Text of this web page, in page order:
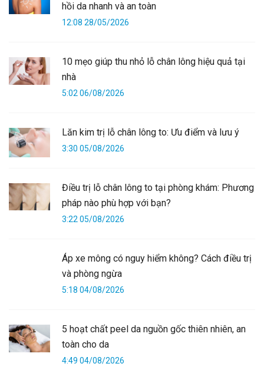
hồi da nhanh và an toàn
12:08 28/05/2026
10 mẹo giúp thu nhỏ lỗ chân lông hiệu quả tại
nhà
5:02 06/08/2026
Lăn kim trị lỗ chân lông to: Ưu điểm và lưu ý
3:30 05/08/2026
Điều trị lỗ chân lông to tại phòng khám: Phương
pháp nào phù hợp với bạn?
3:22 05/08/2026
Áp xe mông có nguy hiểm không? Cách điều trị
và phòng ngừa
5:18 04/08/2026
5 hoạt chất peel da nguồn gốc thiên nhiên, an
toàn cho da
4:49 04/08/2026